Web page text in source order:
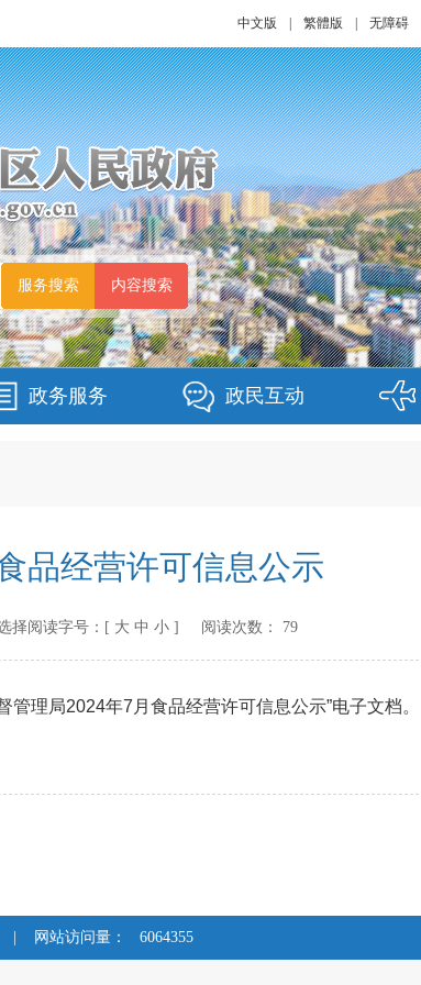
中文版 繁體版 无障碍
政务服务 政民互动
品经营许可信息公示
阅读字号：[ 大 中 小 ] 阅读次数： 79
理局2024年7月食品经营许可信息公示”电子文档。
网站访问量： 6064355